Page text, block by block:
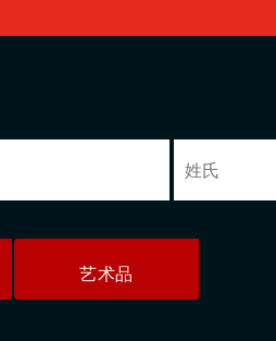
艺术品